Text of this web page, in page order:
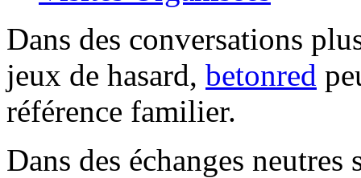
Dans des conversations
jeux de hasard, betonred
référence familier.
Dans des échanges